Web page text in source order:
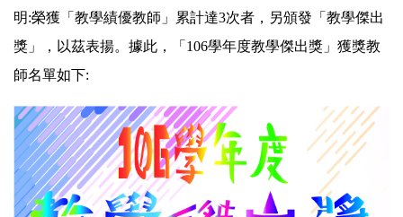
明:榮獲「教學績優教師」累計達3次者，另頒發「教學傑出
獎」，以茲表揚。據此，「106學年度教學傑出獎」獲獎教
師名單如下: